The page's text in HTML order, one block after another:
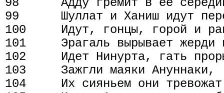
99      Шуллат и Ханиш идут
100     Идут, гонцы, горой и
101     Эрагаль вырывает жерди
102     Идет Нинурта, гать
103     Зажгли маяки Ануннаки,
104     Их сияньем они